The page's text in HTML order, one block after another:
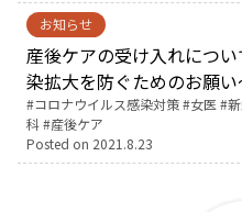
お知らせ
産後ケアの受け入れにつ
染拡大を防ぐためのお願
Tags:
コロナウイルス感染対策 女医
科
産後ケア
Posted on 2021.8.23
診
妊
お産